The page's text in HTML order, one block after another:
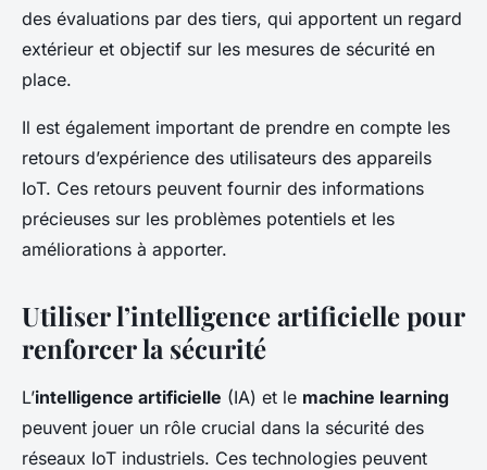
des évaluations par des tiers, qui apportent un regard
extérieur et objectif sur les mesures de sécurité en
place.
Il est également important de prendre en compte les
retours d’expérience des utilisateurs des appareils
IoT. Ces retours peuvent fournir des informations
précieuses sur les problèmes potentiels et les
améliorations à apporter.
Utiliser l’intelligence artificielle pour
renforcer la sécurité
L’intelligence artificielle (IA) et le machine learning
peuvent jouer un rôle crucial dans la sécurité des
réseaux IoT industriels. Ces technologies peuvent